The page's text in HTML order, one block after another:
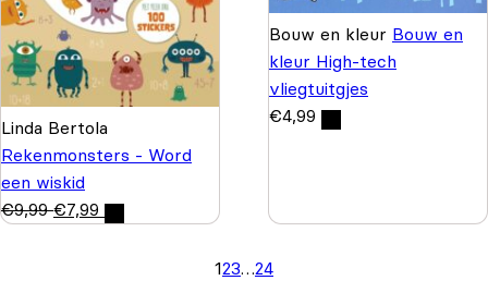
Linda Bertola
Rekenmonsters - Word
een wiskid
€9,99 €7,99
Bouw en kleur Bouw en
kleur High-tech
vliegtuitgjes
€4,99
123…24